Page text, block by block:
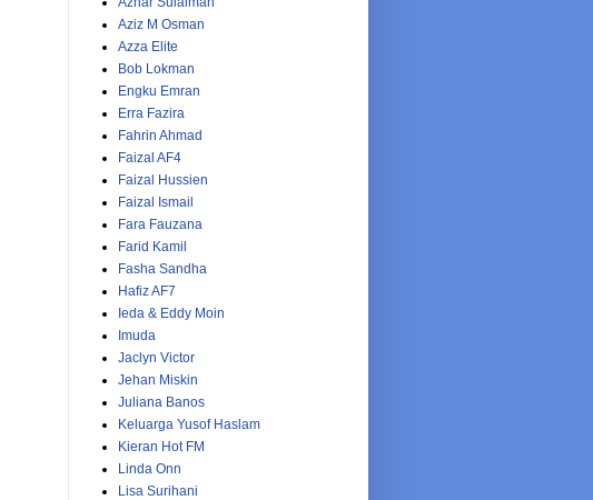
Aziz M Osman
Azza Elite
Bob Lokman
Engku Emran
Erra Fazira
Fahrin Ahmad
Faizal AF4
Faizal Hussien
Faizal Ismail
Fara Fauzana
Farid Kamil
Fasha Sandha
Hafiz AF7
Ieda & Eddy Moin
Imuda
Jaclyn Victor
Jehan Miskin
Juliana Banos
Keluarga Yusof Haslam
Kieran Hot FM
Linda Onn
Lisa Surihani